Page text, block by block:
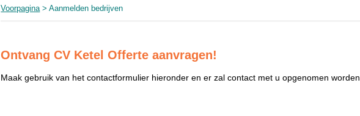
Voorpagina> Aanmelden bedrijven
Ontvang CV Ketel Offerte aanvragen!
Maak gebruik van het contactformulier hieronder en er zal contact met u opgenomen worden.